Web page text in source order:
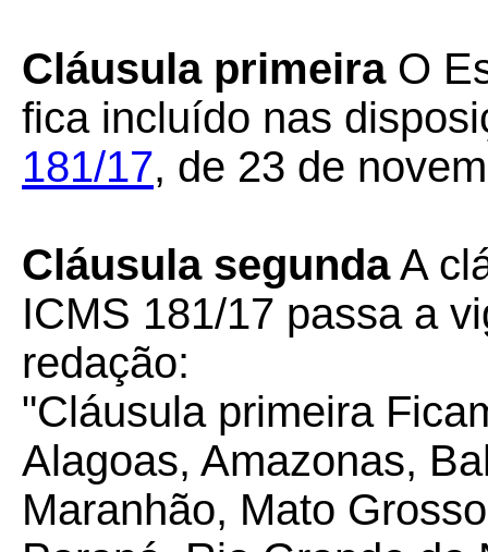
Cláusula primeiraO
fica incluído nas
181/17, de 23 de
Cláusula segundaA
ICMS 181/17 passa a
redação:
"Cláusula primeira
Alagoas, Amazonas,
Maranhão, Mato